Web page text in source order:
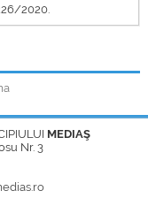
2020.
MEDIAŞ
Nr. 3